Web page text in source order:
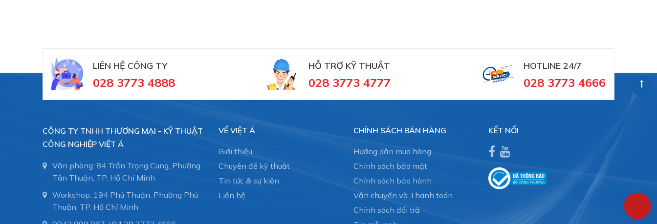
LIÊN HỆ CÔNG TY
028 3773 4888
HỖ TRỢ KỸ THUẬT
028 3773 4777
HOTLINE 24/7
028 3773 4666
CÔNG TY TNHH THƯƠNG MẠI - KỸ THUẬT
CÔNG NGHIỆP VIỆT Á
Văn phòng: 84 Trần Trọng Cung, Phường
Tân Thuận, TP. Hồ Chí Minh
Workshop: 194 Phú Thuận, Phường Phú
Thuận, TP. Hồ Chí Minh
VỀ VIỆT Á
Giới thiệu
Chuyên đề kỹ thuật
Tin tức & sự kiện
Liên hệ
CHÍNH SÁCH BÁN HÀNG
Hướng dẫn mua hàng
Chính sách bảo mật
Chính sách bảo hành
Vận chuyển và Thanh toán
Chính sách đổi trả
KẾT NỐI